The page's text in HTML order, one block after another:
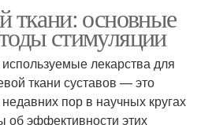
ткани: основные
стимуляции
лекарства для
ткани суставов — это
пор в научных кругах
об эффективности этих